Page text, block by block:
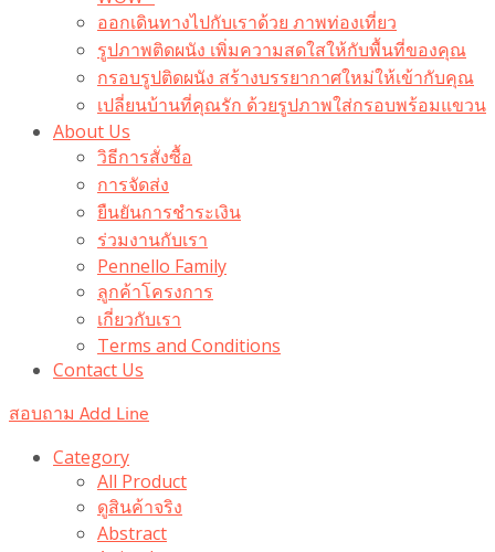
ออกเดินทางไปกับเราด้วย ภาพท่องเที่ยว
รูปภาพติดผนัง เพิ่มความสดใสให้กับพื้นที่ของคุณ
กรอบรูปติดผนัง สร้างบรรยากาศใหม่ให้เข้ากับคุณ
เปลี่ยนบ้านที่คุณรัก ด้วยรูปภาพใส่กรอบพร้อมแขวน​
About Us
วิธีการสั่งซื้อ
การจัดส่ง
ยืนยันการชำระเงิน
ร่วมงานกับเรา
Pennello Family
ลูกค้าโครงการ
เกี่ยวกับเรา
Terms and Conditions
Contact Us
สอบถาม Add Line
Category
All Product
ดูสินค้าจริง
Abstract